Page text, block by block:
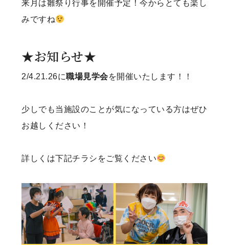
来月は雛祭り行事を開催予定！今からとても楽し
みですね
★お知らせ★
2/4.21.26に職場見学会を開催いたします！！
少しでも当施設のことが気になっている方はぜひ
お越しください！
詳しくは下記チラシをご覧ください